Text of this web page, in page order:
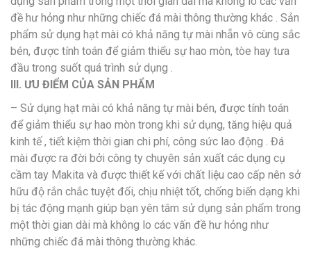
đề hư hỏng như những chiếc đá mài thông thường khác . Sản
phẩm sử dụng hạt mài có khả năng tự mài nhẵn vô cùng sắc
bén, được tính toán để giảm thiểu sự hao mòn, tòe hay tưa
đầu trong suốt quá trình sử dụng .
III. ƯU ĐIỂM CỦA SẢN PHẨM
– Sử dụng hạt mài có khả năng tự mài bén, được tính toán
để giảm thiểu sự hao mòn trong khi sử dụng, tăng hiệu quả
kinh tế , tiết kiệm thời gian chi phí, công sức lao động . Đá
mài được ra đời bởi công ty chuyên sản xuất các dụng cụ
cầm tay Makita và được thiết kế với chất liệu cao cấp nên sở
hữu độ rắn chắc tuyệt đối, chịu nhiệt tốt, chống biến dạng khi
bị tác động mạnh giúp bạn yên tâm sử dụng sản phẩm trong
một thời gian dài mà không lo các vấn đề hư hỏng như
những chiếc đá mài thông thường khác.